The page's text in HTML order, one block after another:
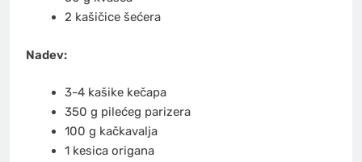
2 kašičice šećera
Nadev:
3-4 kašike kečapa
350 g pilećeg parizera
100 g kačkavalja
1 kesica origana